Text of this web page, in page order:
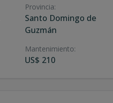
Provincia:
Santo Domingo de
Guzmán
Mantenimiento:
US$ 210